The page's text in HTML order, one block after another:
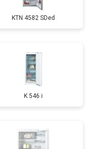
KTN 4582 SDed
K 546 i